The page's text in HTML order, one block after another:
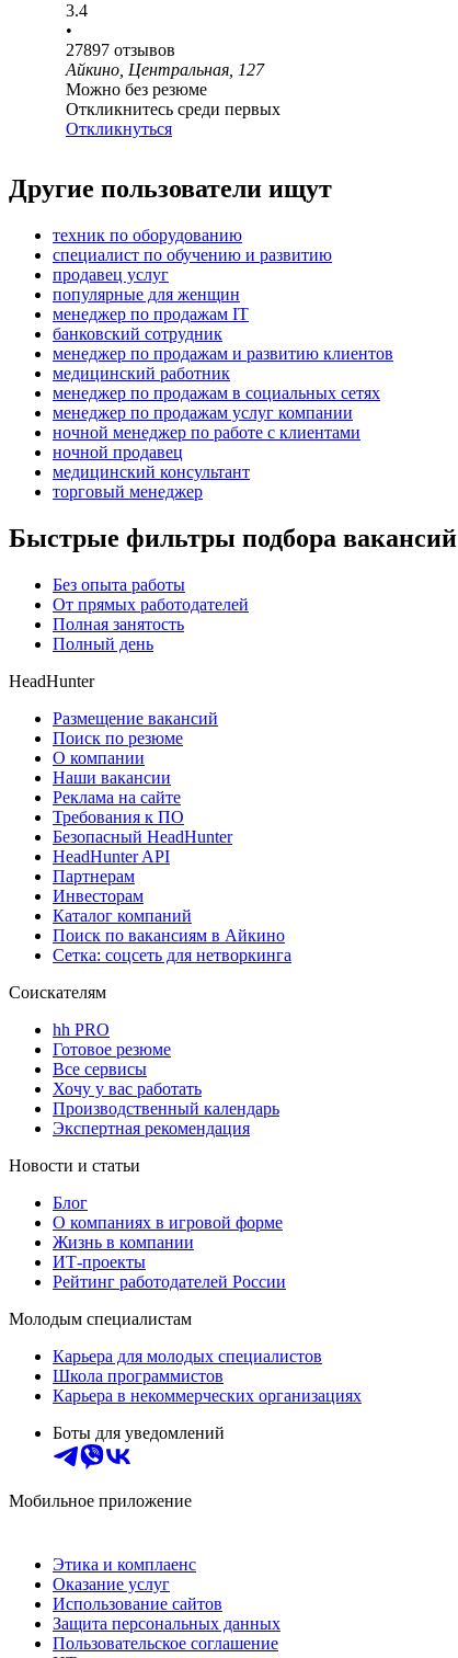
3.4
•
27897 отзывов
Айкино, Центральная, 127
Можно без резюме
Откликнитесь среди первых
Откликнуться
Другие пользователи ищут
техник по оборудованию
специалист по обучению и развитию
продавец услуг
популярные для женщин
менеджер по продажам IT
банковский сотрудник
менеджер по продажам и развитию клиентов
медицинский работник
менеджер по продажам в социальных сетях
менеджер по продажам услуг компании
ночной менеджер по работе с клиентами
ночной продавец
медицинский консультант
торговый менеджер
Быстрые фильтры подбора вакансий
Без опыта работы
От прямых работодателей
Полная занятость
Полный день
HeadHunter
Размещение вакансий
Поиск по резюме
О компании
Наши вакансии
Реклама на сайте
Требования к ПО
Безопасный HeadHunter
HeadHunter API
Партнерам
Инвесторам
Каталог компаний
Поиск по вакансиям в Айкино
Сетка: соцсеть для нетворкинга
Соискателям
hh PRO
Готовое резюме
Все сервисы
Хочу у вас работать
Производственный календарь
Экспертная рекомендация
Новости и статьи
Блог
О компаниях в игровой форме
Жизнь в компании
ИТ-проекты
Рейтинг работодателей России
Молодым специалистам
Карьера для молодых специалистов
Школа программистов
Карьера в некоммерческих организациях
Боты для уведомлений
Мобильное приложение
Этика и комплаенс
Оказание услуг
Использование сайтов
Защита персональных данных
Пользовательское соглашение